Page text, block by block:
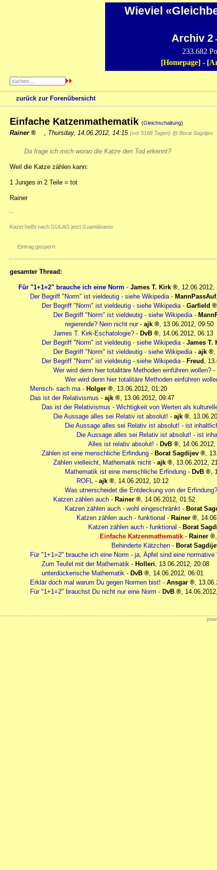
Wieviel
Archiv 2
233.682
[Homepage] - [
zurück zur Forenübersicht
Einfache Katzenmathematik (Gleichschaltung)
Rainer Thursday, 14.06.2012, 14:15 (vor 5168 Tagen) @ Borat Sagdijev
Da frage ich mich woran die Katze den Tod erkennt?
Weil die Katze zählen kann:
1 Junges in 2 Teile = tot
Rainer
--
Kazet heißt nach GULAG jetzt Guantánamo
Eintrag gesperrt
gesamter Thread:
Für "1+1=2" brauche ich eine Norm - James T. Kirk ,
Der Begriff "Norm" ist vieldeutig - siehe Wikipedia- MannPassAuf
Der Begriff "Norm" ist vieldeutig - siehe Wikipedia- Garfield
Der Begriff "Norm" ist vieldeutig - siehe Wikipedia-
regierende? Nein nicht nur- ajk , 13.06.2012, 09:50
James T. Kirk-Eschatologie? - DvB , 14.06.2012, 06:13
Der Begriff "Norm" ist vieldeutig - siehe Wikipedia- James T.
Der Begriff "Norm" ist vieldeutig - siehe Wikipedia- ajk
,
Der Begriff "Norm" ist vieldeutig - siehe Wikipedia- Freud ,
Wer wird denn hier totalitäre Methoden einführen wollen? -
Wer wird denn hier totalitäre Methoden einführen
Mensch- sach ma- Holger , 13.06.2012, 01:20
Das ist der Relativismus - ajk , 13.06.2012, 09:47
Das ist der Relativismus - Wichtigkeit von Werten als
Die Aussage alles sei Relativ ist absolut! - ajk ,
Die Aussage alles sei Relativ ist absolut! - ist
Die Aussage alles sei Relativ ist absolut! - ist
Alles ist relativ absolut! - DvB ,
Zählen ist eine menschliche Erfindung - Borat Sagdijev ,
Zählen vielleicht, Mathematik nicht - ajk , 13.06.2012,
Mathematik ist eine menschliche Erfindung - DvB ,
ROFL - ajk , 14.06.2012, 10:12
Was utnerscheidet die Entdeckung von der Erfindung?
Katzen zählen auch - Rainer , 14.06.2012, 01:52
Katzen zählen auch - wohl eingeschränkt - Borat
Katzen zählen auch - funktional - Rainer ,
Katzen zählen auch - funktional - Borat
Einfache Katzenmathematik - Rainer
Behinderte Kätzchen - Borat
Für "1+1=2" brauche ich eine Norm - ja, Äpfel sind eine normative
Zum Teufel mit der Mathematik - Holleri, 13.06.2012, 20:08
unterdückerische Mathematik - DvB , 14.06.2012, 06:01
Erklär doch mal warum Du gegen Normen bist! - Ansgar ,
Für "1+1=2" brauchst Du nicht nur eine Norm - DvB ,